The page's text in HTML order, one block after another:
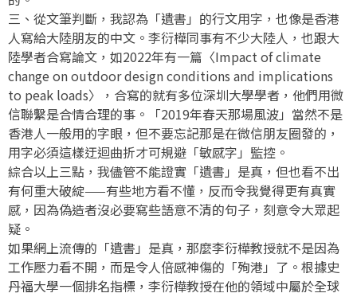
三、從文筆判斷，我認為「遺書」的行文用字，也像是香港
人寫給大陸朋友的中文。李衍樺同事有不少大陸人，也跟大
陸學者合寫論文，如2022年有一篇〈Impact of climate
change on outdoor design conditions and implications
to peak loads〉，合寫的就有多位深圳大學學者，他們用微
信聯繫是合情合理的事。「2019年春天那場風波」當然不是
香港人一般用的字眼，但不要忘記那是在微信朋友圈發的，
用字必須這樣迂迴曲折才可規避「敏感字」監控。
綜合以上三點，我儘管不能證實「遺書」是真，但也看不出
有何重大破綻——有些地方看不懂，反而令我覺得更有真實
感，因為偽造者沒必要寫些語意不清的句子，刻意令大眾起
疑。
如果網上流傳的「遺書」是真，那麼李衍樺教授就不是因為
工作壓力看不開，而是令人倍感神傷的「殉港」了。根據史
丹福大學一個排名指標，李衍樺教授在他的領域中屬於全球